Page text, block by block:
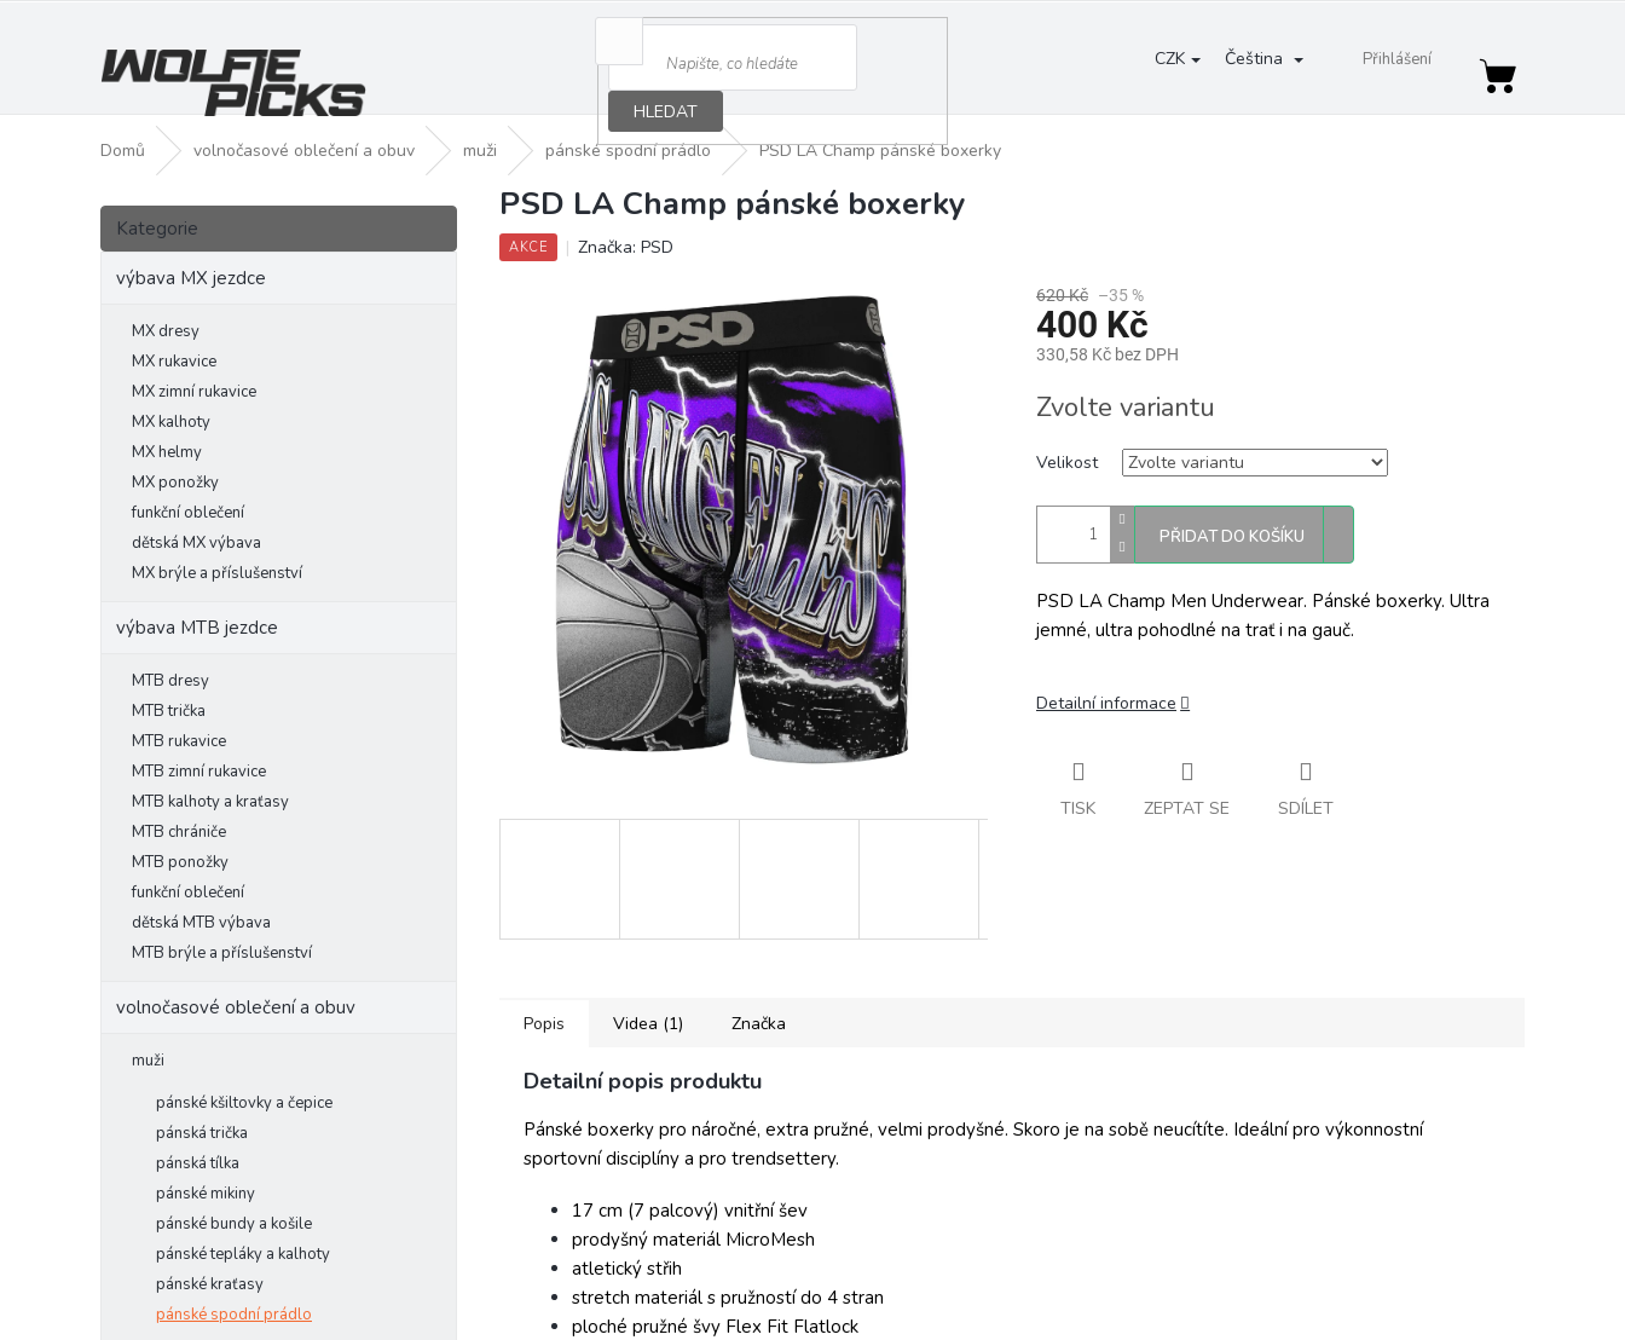
CZK Čeština Přihlášení
HLEDAT
Nákupní
Domů volnočasové oblečení a obuv muži pánské spodní prádlo PSD LA Champ pánské boxerky
P
s
Přeskočit
kategorie
Kategorie
výbava MX jezdce
MX dresy
MX rukavice
MX zimní rukavice
MX kalhoty
MX helmy
MX ponožky
funkční oblečení
dětská MX výbava
MX brýle a příslušenství
výbava MTB jezdce
MTB dresy
MTB trička
MTB rukavice
MTB zimní rukavice
MTB kalhoty a kraťasy
MTB chrániče
MTB ponožky
funkční oblečení
dětská MTB výbava
MTB brýle a příslušenství
volnočasové oblečení a obuv
muži
pánské kšiltovky a čepice
pánská trička
pánská tílka
pánské mikiny
pánské bundy a košile
pánské tepláky a kalhoty
pánské kraťasy
pánské spodní prádlo
PSD LA Champ pánské boxerky
AKCE Značka: PSD
620 Kč –35 %
400 Kč
330,58 Kč bez DPH
cena:
Zvolte variantu
Velikost
PŘIDAT DO KOŠÍKU
PSD LA Champ Men Underwear. Pánské boxerky. Ultra
jemné, ultra pohodlné na trať i na gauč.
Detailní informace
TISK ZEPTAT SE SDÍLET
Popis Videa (1) Značka
Detailní popis produktu
Pánské boxerky pro náročné, extra pružné, velmi prodyšné. Skoro je na sobě neucítíte. Ideální pro výkonnostní
sportovní disciplíny a pro trendsettery.
17 cm (7 palcový) vnitřní šev
prodyšný materiál MicroMesh
atletický střih
stretch materiál s pružností do 4 stran
ploché pružné švy Flex Fit Flatlock